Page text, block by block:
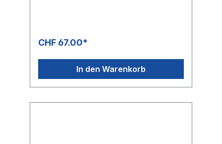
CHF 67.00*
In den Warenkorb